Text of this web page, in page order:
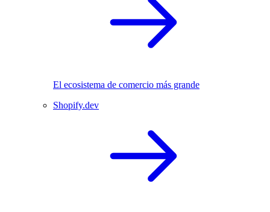
El ecosistema de comercio más grande
Shopify.dev